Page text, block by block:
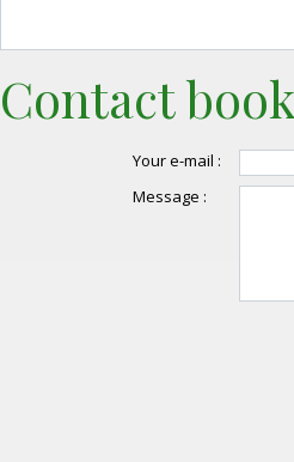
Contact
Your e-mail :
Message :